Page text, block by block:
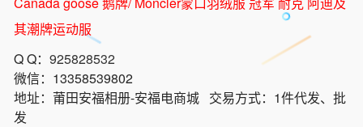
其潮牌运动服
Q Q： 925828532
微信： 13358539802
地址： 莆田安福相册-安福电商城 交易方式： 1件代发、批
发